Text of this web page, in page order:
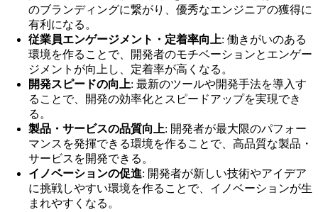
のブランディングに繋がり、優秀なエンジニアの獲得に
有利になる。
従業員エンゲージメント・定着率向上: 働きがいのある
環境を作ることで、開発者のモチベーションとエンゲー
ジメントが向上し、定着率が高くなる。
開発スピードの向上: 最新のツールや開発手法を導入す
ることで、開発の効率化とスピードアップを実現でき
る。
製品・サービスの品質向上: 開発者が最大限のパフォー
マンスを発揮できる環境を作ることで、高品質な製品・
サービスを開発できる。
イノベーションの促進: 開発者が新しい技術やアイデア
に挑戦しやすい環境を作ることで、イノベーションが生
まれやすくなる。